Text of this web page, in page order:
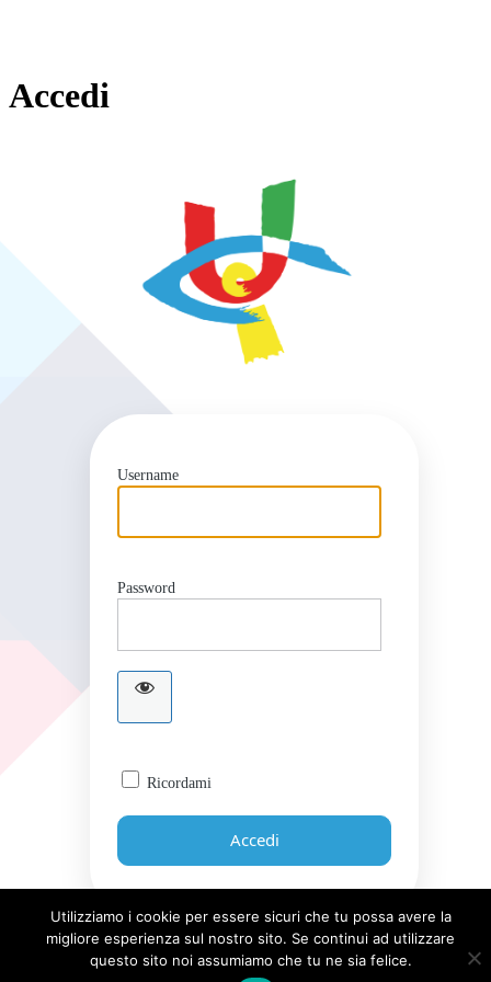
Accedi
Username
Password
Ricordami
Password dimenticata?
Utilizziamo i cookie per essere sicuri che tu possa avere la
migliore esperienza sul nostro sito. Se continui ad utilizzare
questo sito noi assumiamo che tu ne sia felice.